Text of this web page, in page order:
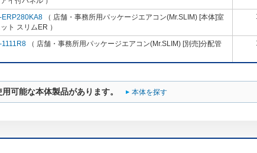
ERP280KA8 （ 店舗・事務所用パッケージエアコン(Mr.SLIM) [本体]室
ト スリムER ）
1111R8 （ 店舗・事務所用パッケージエアコン(Mr.SLIM) [別売]分配管
可能な本体製品があります。 本体を探す